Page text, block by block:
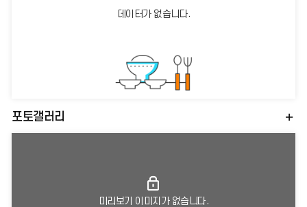
데이터가 없습니다.
포토갤러리
미리보기 이미지가 없습니다.